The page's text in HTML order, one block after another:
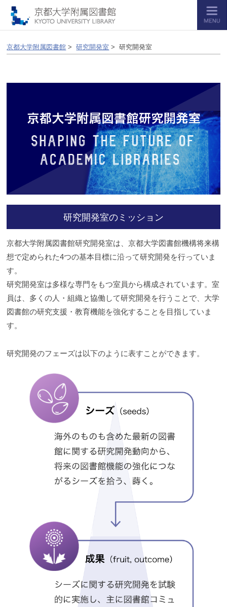
京都大学附属図書館 >研究開発室 > 研究開発室
研究開発室のミッション
京都大学附属図書館研究開発室は、京都大学図書館機構将来構
想で定められた4つの基本目標に沿って研究開発を行っていま
す。
研究開発室は多様な専門をもつ室員から構成されています。室
員は、多くの人・組織と協働して研究開発を行うことで、大学
図書館の研究支援・教育機能を強化することを目指していま
す。
研究開発のフェーズは以下のように表すことができます。